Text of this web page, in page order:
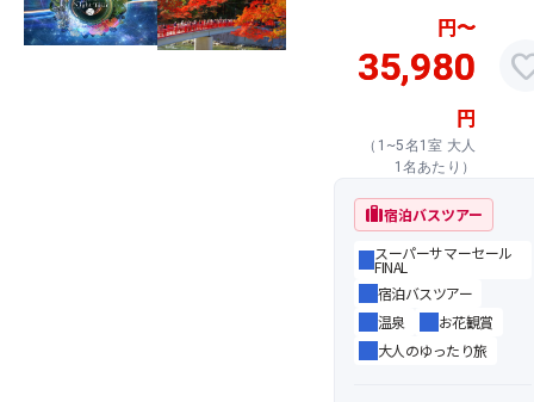
円〜
35,980
円
（1~5名1室 大人
1名あたり）
trip宿泊バスツアー
スーパーサマーセール
FINAL
宿泊バスツアー
温泉
お花観賞
大人のゆったり旅